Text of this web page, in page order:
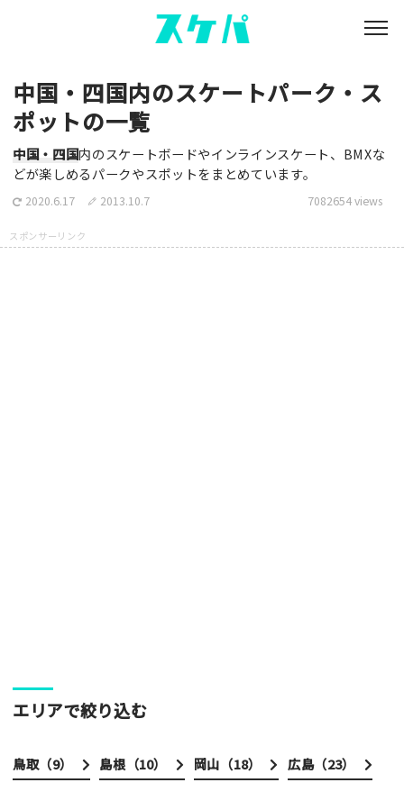
中国・四国内のスケートパーク・ス
ポットの一覧
中国・四国内のスケートボードやインラインスケート、BMXな
どが楽しめるパークやスポットをまとめています。
2020.6.17 2013.10.7 7082654 views
エリアで絞り込む
鳥取（9） 島根（10） 岡山（18） 広島（23）